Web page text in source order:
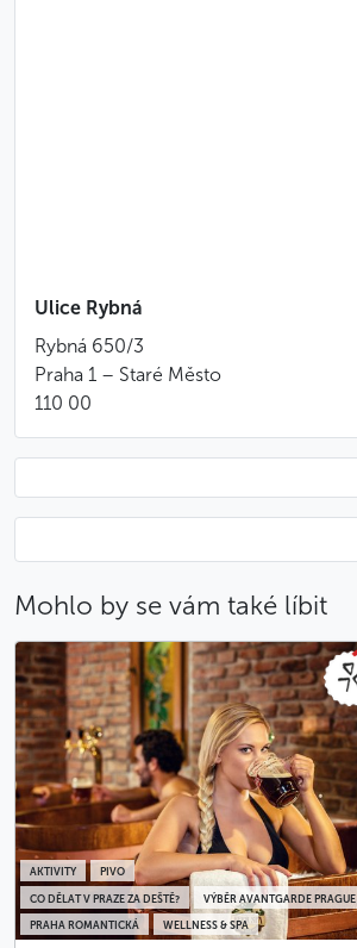
Ulice Rybná
Rybná 650/3
Praha 1 – Staré Město
110 00
Mohlo by se vám také líbit
PRAHA ROMANTICKÁ WELLNESS & SPA
CO DĚLAT V PRAZE ZA DEŠTĚ? VÝBĚR AVANTGARDE PRAGUE
AKTIVITY PIVO